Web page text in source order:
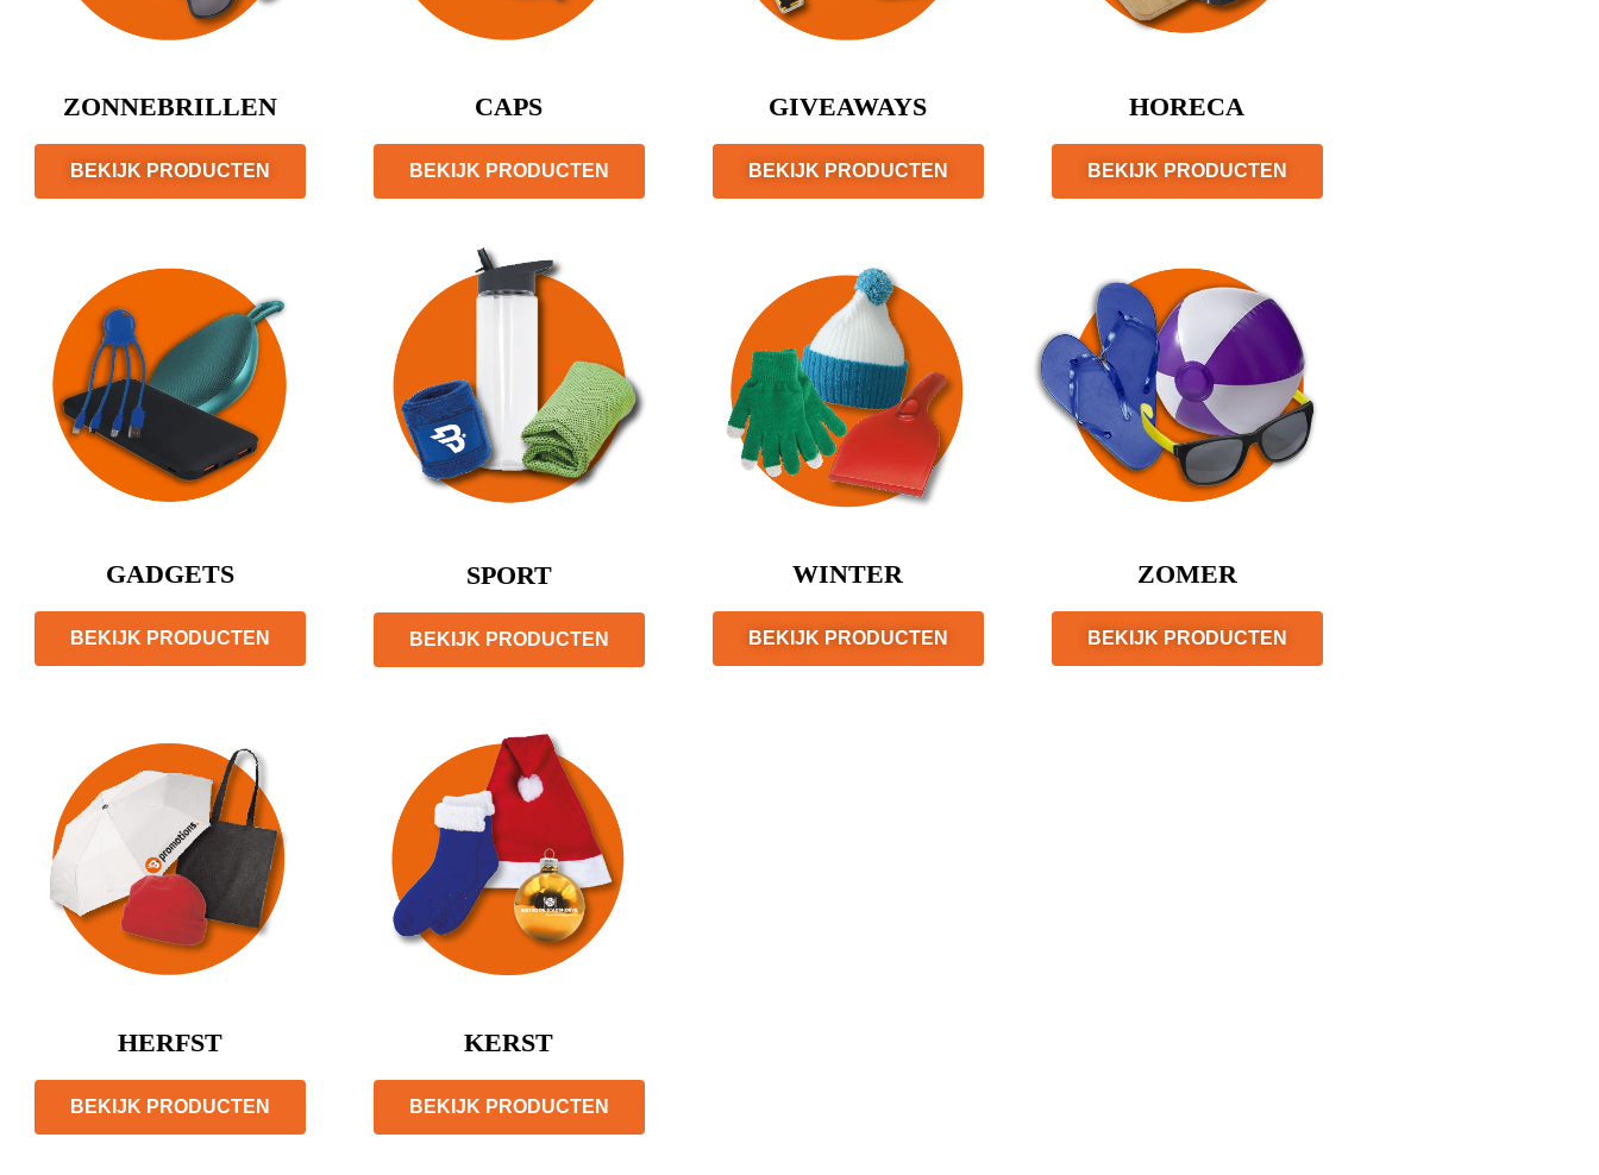
ZONNEBRILLEN
BEKIJK PRODUCTEN
CAPS
BEKIJK PRODUCTEN
GIVEAWAYS
BEKIJK PRODUCTEN
HORECA
BEKIJK PRODUCTEN
GADGETS
BEKIJK PRODUCTEN
SPORT
BEKIJK PRODUCTEN
WINTER
BEKIJK PRODUCTEN
ZOMER
BEKIJK PRODUCTEN
HERFST
BEKIJK PRODUCTEN
KERST
BEKIJK PRODUCTEN